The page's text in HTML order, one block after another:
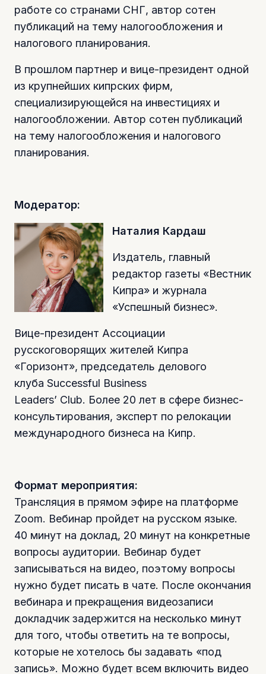
работе со странами СНГ, автор сотен
публикаций на тему налогообложения и
налогового планирования.
В прошлом партнер и вице-президент одной
из крупнейших кипрских фирм,
специализирующейся на инвестициях и
налогообложении. Автор сотен публикаций
на тему налогообложения и налогового
планирования.
Модератор:
Наталия Кардаш
Издатель, главный
редактор газеты «Вестник
Кипра» и журнала
«Успешный бизнес».
Вице-президент Ассоциации
русскоговорящих жителей Кипра
«Горизонт», председатель делового
клуба Successful Business
Leaders’ Club. Более 20 лет в сфере бизнес-
консультирования, эксперт по релокации
международного бизнеса на Кипр.
Формат мероприятия:
Трансляция в прямом эфире на платформе
Zoom. Вебинар пройдет на русском языке.
40 минут на доклад, 20 минут на конкретные
вопросы аудитории. Вебинар будет
записываться на видео, поэтому вопросы
нужно будет писать в чате. После окончания
вебинара и прекращения видеозаписи
докладчик задержится на несколько минут
для того, чтобы ответить на те вопросы,
которые не хотелось бы задавать «под
запись». Можно будет всем включить видео